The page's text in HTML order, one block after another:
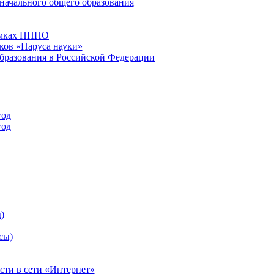
ПНПО
«Паруса науки»
в Российской Федерации
в сети «Интернет»